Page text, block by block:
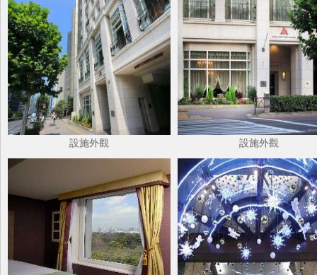
設施外觀 設施外觀